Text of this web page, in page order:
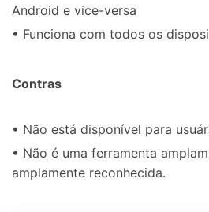
Android e vice-versa
• Funciona com todos os
Contras
• Não está disponível para
• Não é uma ferramenta
amplamente reconhecida.